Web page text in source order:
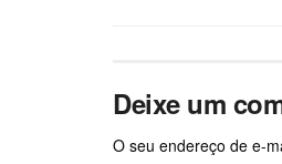
Deixe um
O seu endereço de e-